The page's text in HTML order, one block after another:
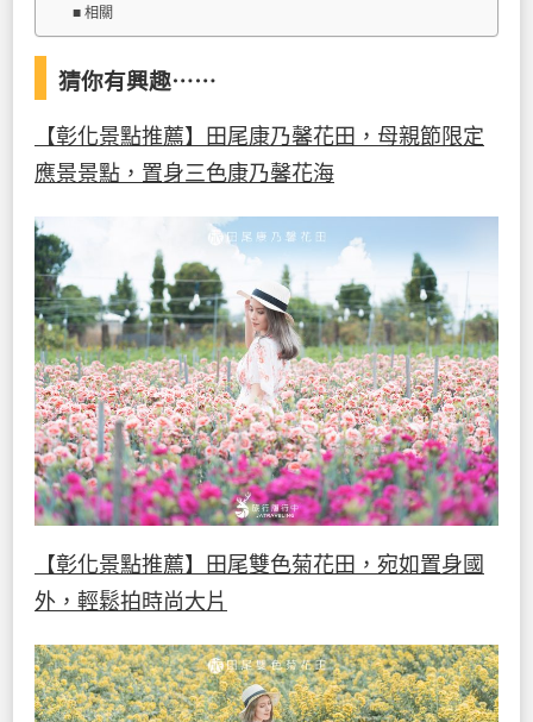
相關
猜你有興趣⋯⋯
【彰化景點推薦】田尾康乃馨花田，母親節限定
應景景點，置身三色康乃馨花海
【彰化景點推薦】田尾雙色菊花田，宛如置身國
外，輕鬆拍時尚大片